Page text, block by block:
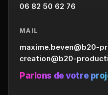
06 82 50 62 76
MAIL
maxime.beven@b20-
creation@b20-
Parlons de votre